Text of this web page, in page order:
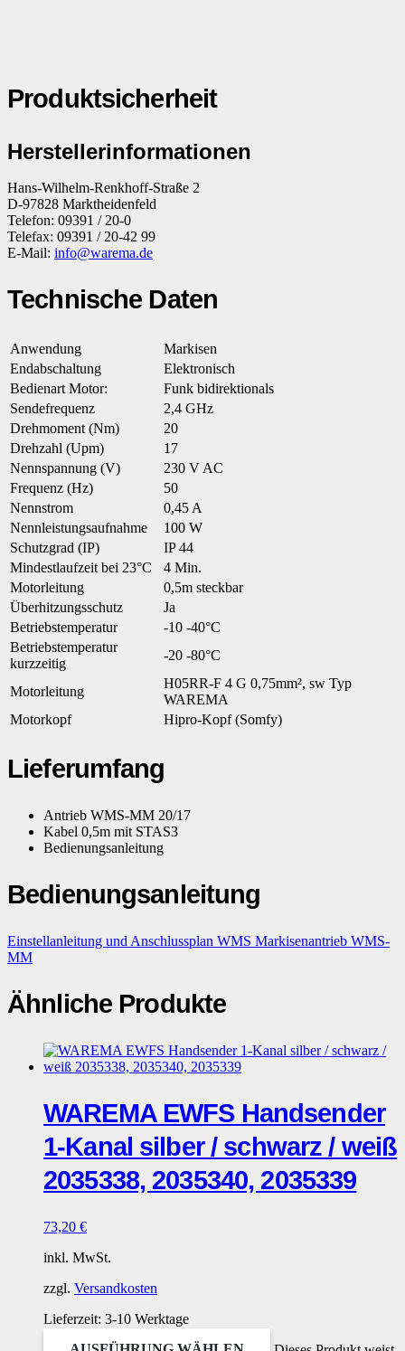
Produktsicherheit
Herstellerinformationen
Hans-Wilhelm-Renkhoff-Straße 2
D-97828 Marktheidenfeld
Telefon: 09391 / 20-0
Telefax: 09391 / 20-42 99
E-Mail: info@warema.de
Technische Daten
Anwendung
Markisen
Endabschaltung
Elektronisch
Bedienart Motor:
Funk bidirektionals
Sendefrequenz
2,4 GHz
Drehmoment (Nm)
20
Drehzahl (Upm)
17
Nennspannung (V)
230 V AC
Frequenz (Hz)
50
Nennstrom
0,45 A
Nennleistungsaufnahme
100 W
Schutzgrad (IP)
IP 44
Mindestlaufzeit bei 23°C
4 Min.
Motorleitung
0,5m steckbar
Überhitzungsschutz
Ja
Betriebstemperatur
-10 -40°C
Betriebstemperatur
kurzzeitig
-20 -80°C
Motorleitung
H05RR-F 4 G 0,75mm², sw Typ
WAREMA
Motorkopf
Hipro-Kopf (Somfy)
Lieferumfang
Antrieb WMS-MM 20/17
Kabel 0,5m mit STAS3
Bedienungsanleitung
Bedienungsanleitung
Einstellanleitung und Anschlussplan WMS Markisenantrieb WMS-
MM
Ähnliche Produkte
WAREMA EWFS Handsender
1-Kanal silber / schwarz / weiß
2035338, 2035340, 2035339
73,20 €
inkl. MwSt.
zzgl. Versandkosten
Lieferzeit: 3-10 Werktage